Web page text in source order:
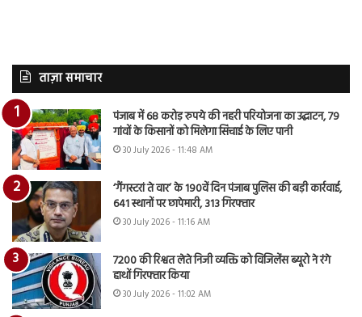
ताज़ा समाचार
पंजाब में 68 करोड़ रुपये की नहरी परियोजना का उद्घाटन, 79
गांवों के किसानों को मिलेगा सिंचाई के लिए पानी
30 July 2026 - 11:48 AM
‘गैंगस्टरां ते वार’ के 190वें दिन पंजाब पुलिस की बड़ी कार्रवाई,
641 स्थानों पर छापेमारी, 313 गिरफ्तार
30 July 2026 - 11:16 AM
7200 की रिश्वत लेते निजी व्यक्ति को विजिलेंस ब्यूरो ने रंगे
हाथों गिरफ्तार किया
30 July 2026 - 11:02 AM